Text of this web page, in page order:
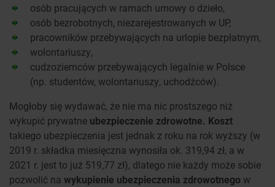
osób pracujących w ramach umowy o dzieło,
osób bezrobotnych, niezarejestrowanych w UP,
pracowników przebywających na urlopie bezpłatnym,
wolontariuszy,
cudzoziemców przebywających legalnie w Polsce
(np. studentów, wolontariuszy, uchodźców).
Mogłoby się wydawać, że nie ma nic prostszego niż
wykupić prywatne ubezpieczenie zdrowotne. Koszt
takiego ubezpieczenia jest jednak z roku na rok wyższy (w
2019 r. składka miesięczna wynosiła ok. 319,94 zł, a w
2021 r. jest to już 519,77 zł), dlatego nie każdy może sobie
pozwolić na wykupienie ubezpieczenia zdrowotnegow